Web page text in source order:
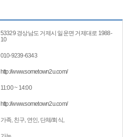
53329 경상남도 거제시 일운면 거제대로 1988-
10
010-9239-6343
http://www.sometown2u.com/
11:00 ~ 14:00
http://www.sometown2u.com/
가족, 친구, 연인, 단체/회식,